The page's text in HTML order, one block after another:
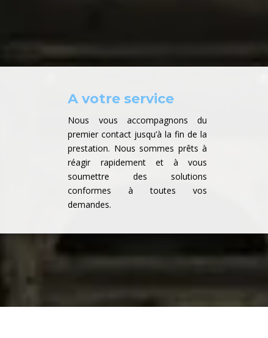
A votre service
Nous vous accompagnons du
premier contact jusqu’à la fin de la
prestation. Nous sommes prêts à
réagir rapidement et à vous
soumettre des solutions
conformes à toutes vos
demandes.